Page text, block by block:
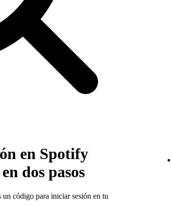
en Spotify
dos pasos
código para iniciar sesión en tu